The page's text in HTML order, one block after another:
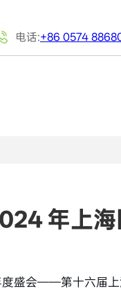
电话:+86 0574
年上海
盛会——第十六届